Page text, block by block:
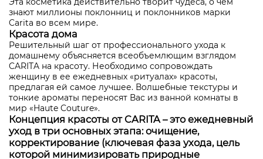
знают миллионы поклонниц и поклонников марки
Carita во всем мире.
Красота дома
Решительный шаг от профессионального ухода к
домашнему объясняется всеобъемлющим взглядом
CARITA на красоту. Необходимо сопровождать
женщину в ее ежедневных «ритуалах» красоты,
предлагая ей самое лучшее. Волшебные текстуры и
тонкие ароматы переносят Вас из ванной комнаты в
мир «Haute Couture».
Концепция красоты от CARITA – это ежедневный
уход в три основных этапа: очищение,
корректирование (ключевая фаза ухода, цель
которой минимизировать природные